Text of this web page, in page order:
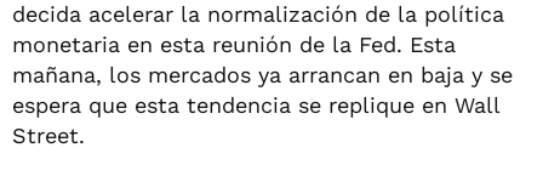
decida acelerar la normalización de la política
monetaria en esta reunión de la Fed. Esta
mañana, los mercados ya arrancan en baja y se
espera que esta tendencia se replique en Wall
Street.